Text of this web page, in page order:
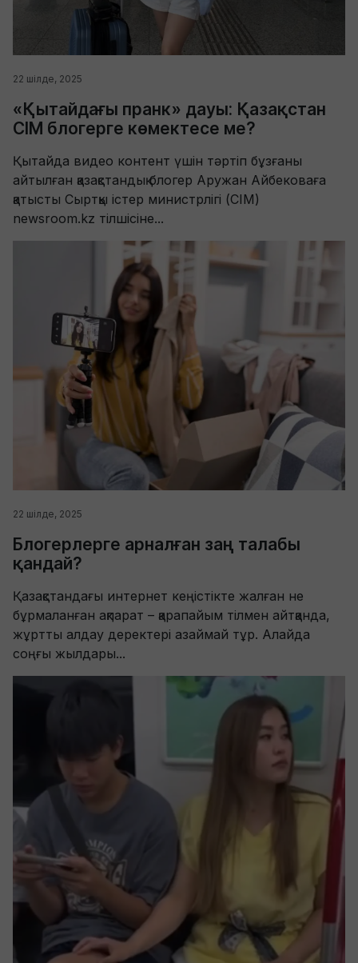
22 шілде, 2025
«Қытайдағы пранк» дауы: Қазақстан
СІМ блогерге көмектесе ме?
Қытайда видео контент үшін тәртіп бұзғаны
айтылған қазақстандық блогер Аружан Айбековаға
қатысты Сыртқы істер министрлігі (СІМ)
newsroom.kz тілшісіне...
22 шілде, 2025
Блогерлерге арналған заң талабы
қандай?
Қазақстандағы интернет кеңістікте жалған не
бұрмаланған ақпарат – қарапайым тілмен айтқанда,
жұртты алдау деректері азаймай тұр. Алайда
соңғы жылдары...